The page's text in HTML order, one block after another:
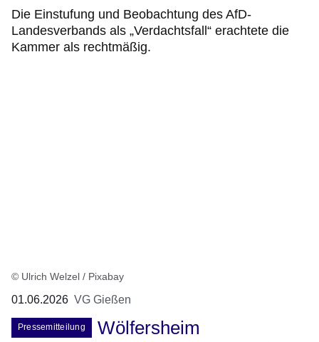
Die Einstufung und Beobachtung des AfD-
Landesverbands als „Verdachtsfall“ erachtete die
Kammer als rechtmäßig.
© Ulrich Welzel / Pixabay
01.06.2026 VG Gießen
Pressemitteilung
Wölfersheim